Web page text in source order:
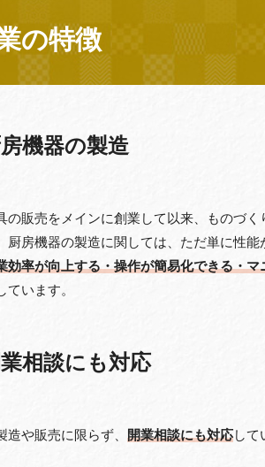
の特徴
機器の製造
の販売をメインに創業して以来、ものづ
厨房機器の製造に関しては、ただ単に性能
効率が向上する・操作が簡易化できる・マ
います。
相談にも対応
や販売に限らず、 開業相談にも対応して